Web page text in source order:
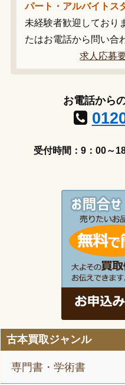
パート・アルバイトス
未経験者歓迎しており
たはお電話から問い合
求人応募
お電話から
受付時間：9：00～
古本買取ジャンル
専門書・学術書